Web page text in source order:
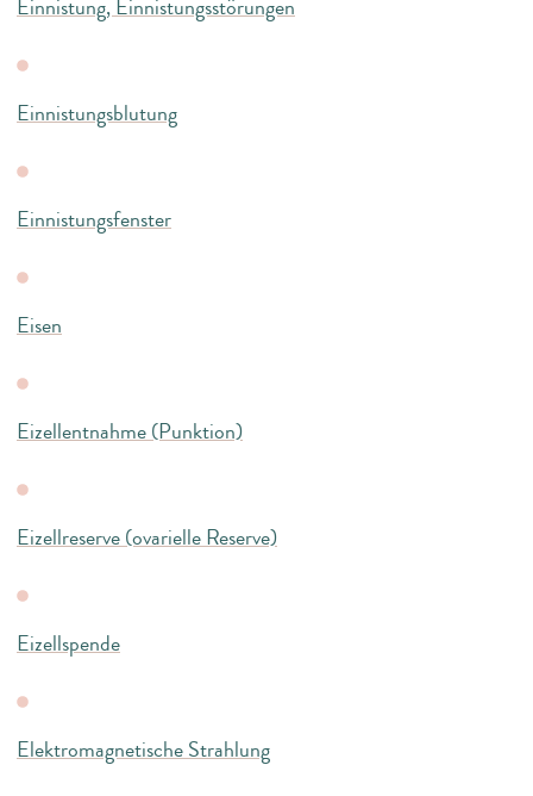
Einnistung, Einnistungsstörungen
Einnistungsblutung
Einnistungsfenster
Eisen
Eizellentnahme (Punktion)
Eizellreserve (ovarielle Reserve)
Eizellspende
Elektromagnetische Strahlung